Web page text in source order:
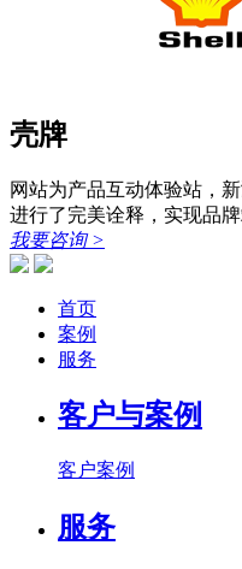
壳牌
网站为产品互动体验站，
进行了完美诠释，实现品
我要咨询>
首页
案例
服务
客户与案例
客户案例
服务